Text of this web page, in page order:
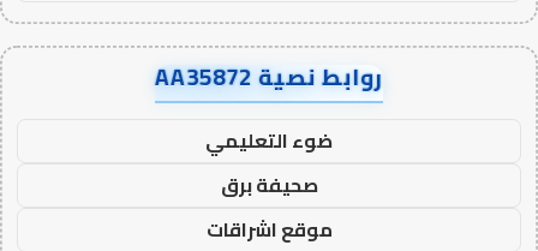
روابط نصية AA35872
ضوء التعليمي
صحيفة برق
موقع اشراقات